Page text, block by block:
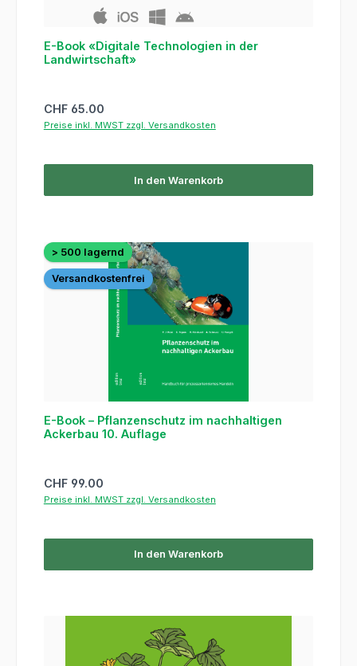
E-Book «Digitale Technologien in der
Landwirtschaft»
Regulärer Preis:
CHF 65.00
Preise inkl. MWST zzgl. Versandkosten
In den Warenkorb
> 500 lagernd
Versandkostenfrei
E-Book – Pflanzenschutz im nachhaltigen
Ackerbau 10. Auflage
Regulärer Preis:
CHF 99.00
Preise inkl. MWST zzgl. Versandkosten
In den Warenkorb